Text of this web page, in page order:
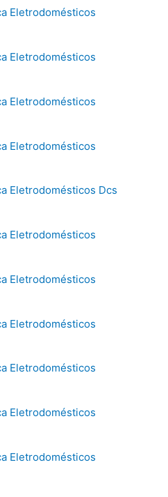
Eletrodomésticos
Eletrodomésticos
Eletrodomésticos
Eletrodomésticos
Eletrodomésticos Dcs
Eletrodomésticos
Eletrodomésticos
Eletrodomésticos
Eletrodomésticos
Eletrodomésticos
Eletrodomésticos